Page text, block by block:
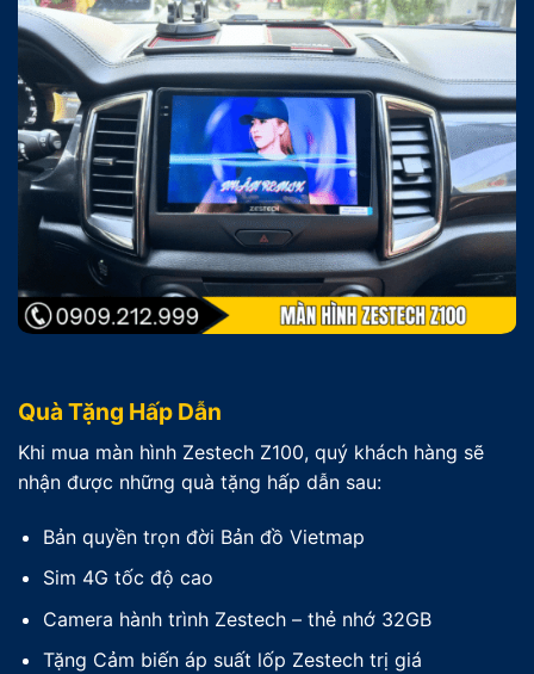
Quà Tặng Hấp Dẫn
Khi mua màn hình Zestech Z100, quý khách hàng sẽ
nhận được những quà tặng hấp dẫn sau:
Bản quyền trọn đời Bản đồ Vietmap
Sim 4G tốc độ cao
Camera hành trình Zestech – thẻ nhớ 32GB
Tặng Cảm biến áp suất lốp Zestech trị giá